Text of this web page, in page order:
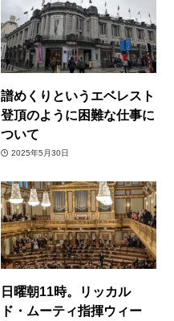
譜めくりというエベレスト
登頂のように困難な仕事に
ついて
2025年5月30日
日曜朝11時。リッカル
ド・ムーティ指揮ウィー